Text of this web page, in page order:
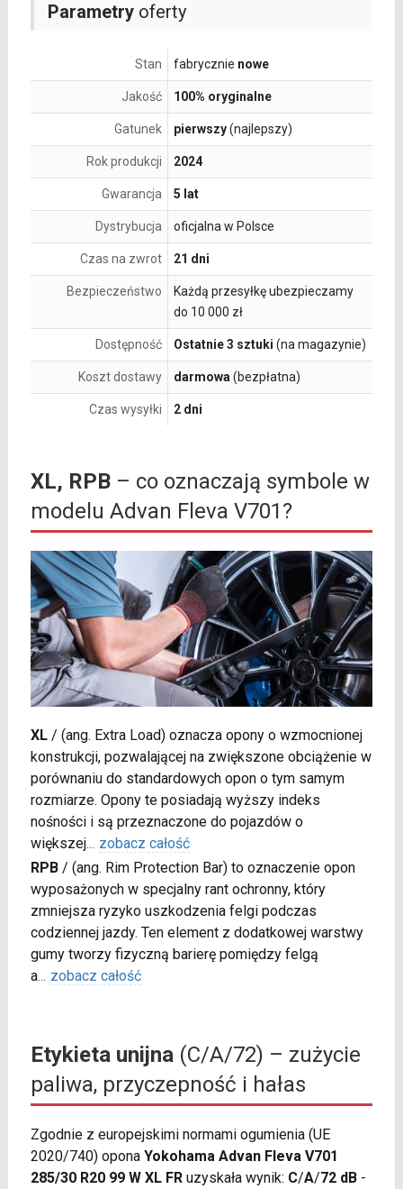
Parametryoferty
Stan fabrycznie nowe
Jakość 100% oryginalne
Gatunek pierwszy(najlepszy)
Rok produkcji 2024
Gwarancja 5 lat
Dystrybucja oficjalna w Polsce
Czas na zwrot 21 dni
Bezpieczeństwo
Każdą przesyłkę ubezpieczamy
do 10 000 zł
Dostępność Ostatnie 3 sztuki (na magazynie)
Koszt dostawy darmowa (bezpłatna)
Czas wysyłki 2 dni
XL, RPB– co oznaczają symbole w
modelu Advan Fleva V701?
XL/ (ang. Extra Load) oznacza opony o wzmocnionej
konstrukcji, pozwalającej na zwiększone obciążenie w
porównaniu do standardowych opon o tym samym
rozmiarze. Opony te posiadają wyższy indeks
nośności i są przeznaczone do pojazdów o
większej... zobacz całość
RPB/ (ang. Rim Protection Bar) to oznaczenie opon
wyposażonych w specjalny rant ochronny, który
zmniejsza ryzyko uszkodzenia felgi podczas
codziennej jazdy. Ten element z dodatkowej warstwy
gumy tworzy fizyczną barierę pomiędzy felgą
a... zobacz całość
Etykieta unijna(C/A/72) – zużycie
paliwa, przyczepność i hałas
Zgodnie z europejskimi normami ogumienia (UE
2020/740) opona Yokohama Advan Fleva V701
285/30 R20 99 W XL FRuzyskała wynik: C/A/72 dB-